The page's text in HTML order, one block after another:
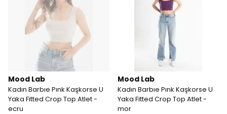
Mood Lab
Kadın Barbıe Pınk Kaşkorse U
Yaka Fitted Crop Top Atlet -
ecru
Mood Lab
Kadın Barbıe Pınk Kaşkorse U
Yaka Fitted Crop Top Atlet -
mor